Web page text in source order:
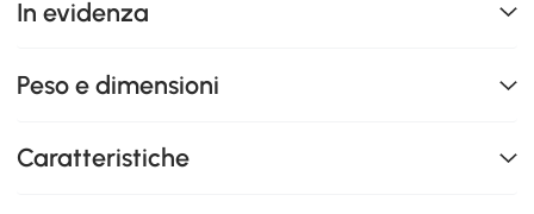
In evidenza
Peso e dimensioni
Caratteristiche